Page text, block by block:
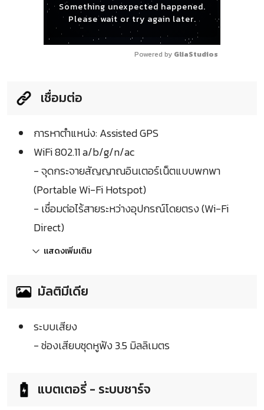
Something unexpected happened.
Please wait or try again later.
Powered by GliaStudios
เชื่อมต่อ
การหาตำแหน่ง: Assisted GPS
WiFi 802.11 a/b/g/n/ac
- จุดกระจายสัญญาณอินเตอร์เน็ตแบบพกพา
(Portable Wi-Fi Hotspot)
- เชื่อมต่อไร้สายระหว่างอุปกรณ์โดยตรง (Wi-Fi
Direct)
แสดงเพิ่มเติม
มัลติมีเดีย
ระบบเสียง
- ช่องเสียบชุดหูฟัง 3.5 มิลลิเมตร
แบตเตอรี่ - ระบบชาร์จ